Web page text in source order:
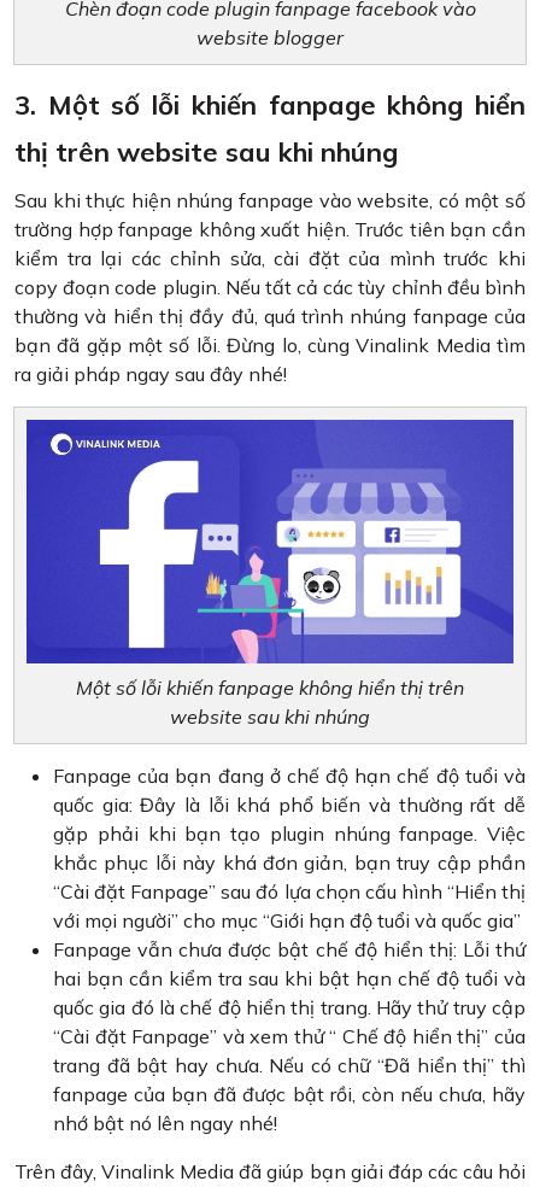
Chèn đoạn code plugin fanpage facebook vào
website blogger
3. Một số lỗi khiến fanpage không hiển
thị trên website sau khi nhúng
Sau khi thực hiện nhúng fanpage vào website, có một số
trường hợp fanpage không xuất hiện. Trước tiên bạn cần
kiểm tra lại các chỉnh sửa, cài đặt của mình trước khi
copy đoạn code plugin. Nếu tất cả các tùy chỉnh đều bình
thường và hiển thị đầy đủ, quá trình nhúng fanpage của
bạn đã gặp một số lỗi. Đừng lo, cùng Vinalink Media tìm
ra giải pháp ngay sau đây nhé!
Một số lỗi khiến fanpage không hiển thị trên
website sau khi nhúng
Fanpage của bạn đang ở chế độ hạn chế độ tuổi và
quốc gia: Đây là lỗi khá phổ biến và thường rất dễ
gặp phải khi bạn tạo plugin nhúng fanpage. Việc
khắc phục lỗi này khá đơn giản, bạn truy cập phần
“Cài đặt Fanpage” sau đó lựa chọn cấu hình “Hiển thị
với mọi người” cho mục “Giới hạn độ tuổi và quốc gia”
Fanpage vẫn chưa được bật chế độ hiển thị: Lỗi thứ
hai bạn cần kiểm tra sau khi bật hạn chế độ tuổi và
quốc gia đó là chế độ hiển thị trang. Hãy thử truy cập
“Cài đặt Fanpage” và xem thử “ Chế độ hiển thị” của
trang đã bật hay chưa. Nếu có chữ “Đã hiển thị” thì
fanpage của bạn đã được bật rồi, còn nếu chưa, hãy
nhớ bật nó lên ngay nhé!
Trên đây, Vinalink Media đã giúp bạn giải đáp các câu hỏi